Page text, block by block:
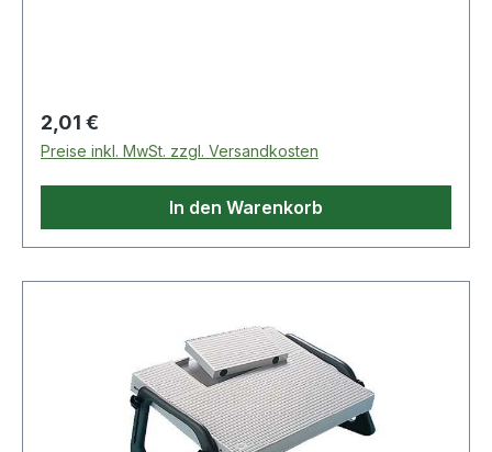
Regulärer Preis:
2,01 €
Preise inkl. MwSt. zzgl. Versandkosten
In den Warenkorb